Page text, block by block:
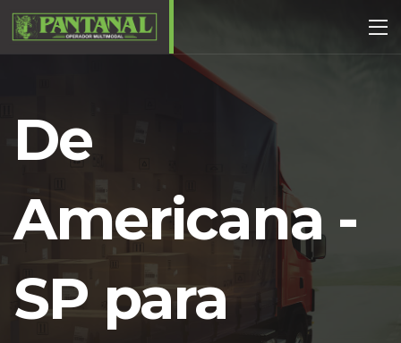
De
Americana -
SP para